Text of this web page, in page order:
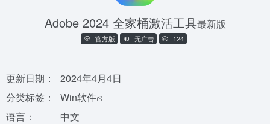
Adobe 2024 全家桶激活工具最新版
官方版 无广告 124
更新日期：
2024年4月4日
分类标签：
Win软件
语言：
中文